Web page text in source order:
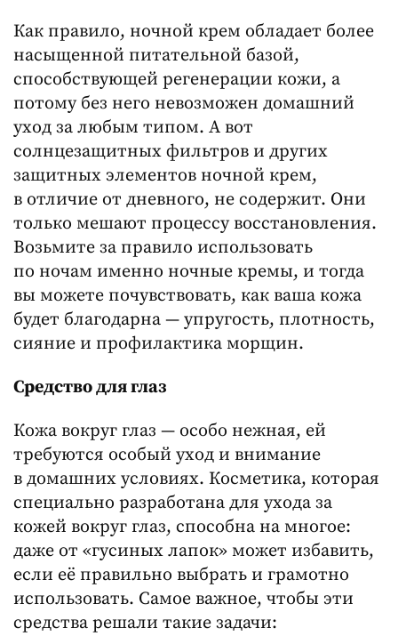
Как правило, ночной крем обладает более
насыщенной питательной базой,
способствующей регенерации кожи, а
потому без него невозможен домашний
уход за любым типом. А вот
солнцезащитных фильтров и других
защитных элементов ночной крем,
в отличие от дневного, не содержит. Они
только мешают процессу восстановления.
Возьмите за правило использовать
по ночам именно ночные кремы, и тогда
вы можете почувствовать, как ваша кожа
будет благодарна — упругость, плотность,
сияние и профилактика морщин.
Средство для глаз
Кожа вокруг глаз — особо нежная, ей
требуются особый уход и внимание
в домашних условиях. Косметика, которая
специально разработана для ухода за
кожей вокруг глаз, способна на многое:
даже от «гусиных лапок» может избавить,
если её правильно выбрать и грамотно
использовать. Самое важное, чтобы эти
средства решали такие задачи: